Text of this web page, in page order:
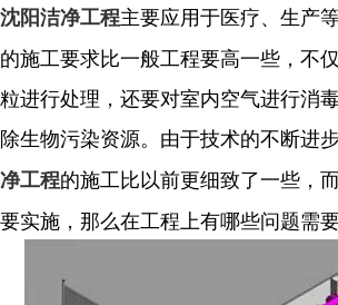
沈阳洁净工程主要应用于医疗、生产
的施工要求比一般工程要高一些，不
粒进行处理，还要对室内空气进行消
除生物污染资源。由于技术的不断进
净工程的施工比以前更细致了一些，
要实施，那么在工程上有哪些问题需